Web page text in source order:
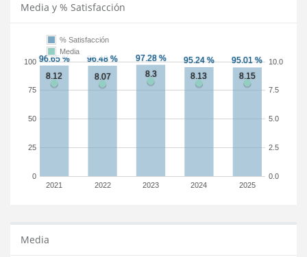
Media y % Satisfacción
2021 2022 2023 2024 2025
0
25
50
75
100
0.0
2.5
5.0
7.5
10.0
% Satisfacción
Media
Media